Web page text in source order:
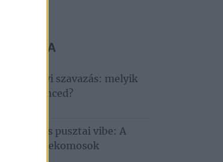
LE RÓLA
Tisza‑tavi szavazás: melyik
a kedvenced?
és pusztai vibe: A
a Telekomosok